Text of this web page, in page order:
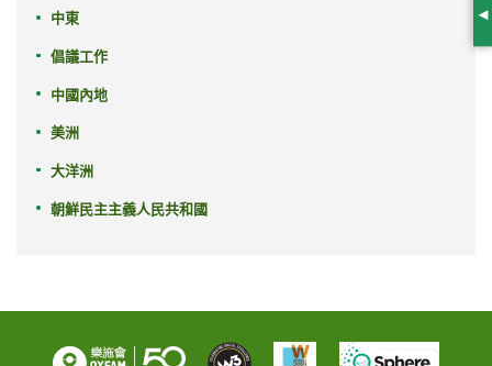
中東
倡議工作
中國內地
美洲
大洋洲
朝鮮民主主義人民共和國